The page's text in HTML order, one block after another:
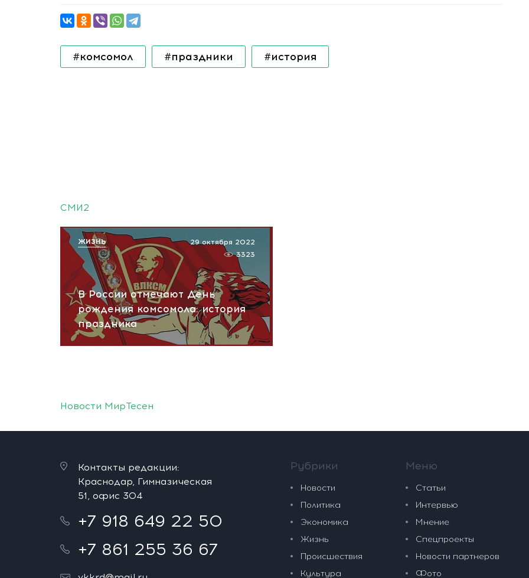
#комсомол #праздники #история
СМИ2
В России отмечают День
рождения комсомола: история
праздника
29 октября 2022
3323
ЖИЗНЬ
Новости МирТесен
Контакты редакции:
Краснодар, Гимназическая
51, офис 304
+7 918 649 22 50
+7 861 255 36 67
Рубрики
Новости
Политика
Экономика
Жизнь
Происшествия
Культура
Меню
Статьи
Интервью
Мнение
Спецпроекты
Новости партнеров
Фото